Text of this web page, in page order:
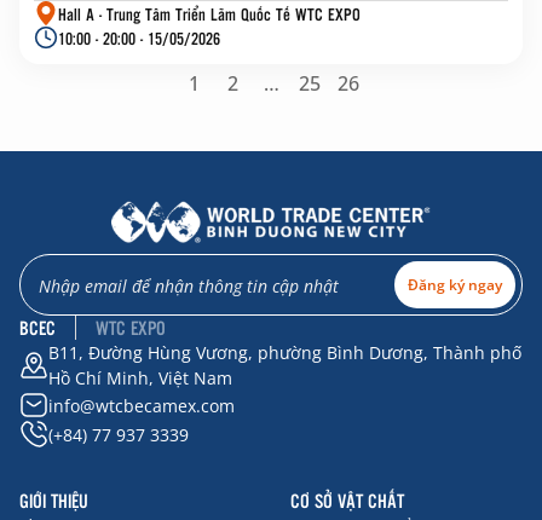
Hall A - Trung Tâm Triển Lãm Quốc Tế WTC EXPO
10:00 - 20:00 - 15/05/2026
1 2 … 25 26
Đăng ký ngay
BCEC WTC EXPO
B11, Đường Hùng Vương, phường Bình Dương, Thành phố
Hồ Chí Minh, Việt Nam
info@wtcbecamex.com
(+84) 77 937 3339
GIỚI THIỆU CƠ SỞ VẬT CHẤT